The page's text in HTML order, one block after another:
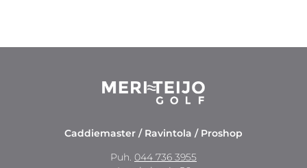
Caddiemaster / Ravintola / Proshop
Puh. 044 736 3955